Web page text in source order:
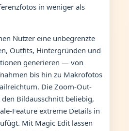
in weniger als
Nutzer eine unbegrenzte
Outfits, Hintergründen und
generieren — von
bis hin zu Makrofotos
Die Zoom-Out-
Bildausschnitt beliebig,
Feature extreme Details in
Mit Magic Edit lassen